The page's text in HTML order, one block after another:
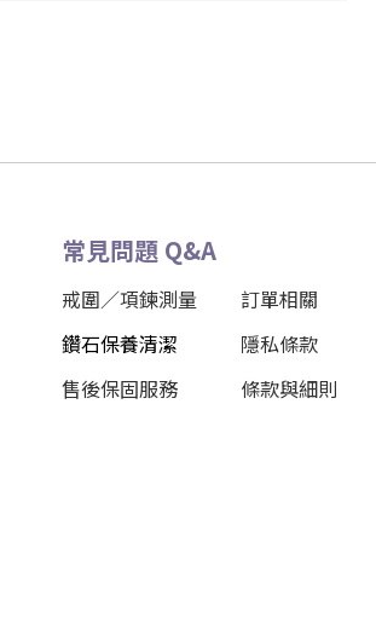
常見問題 Q&A
戒圍／項鍊測量
訂單相關
鑽石保養清潔
隱私條款
售後保固服務
條款與細則